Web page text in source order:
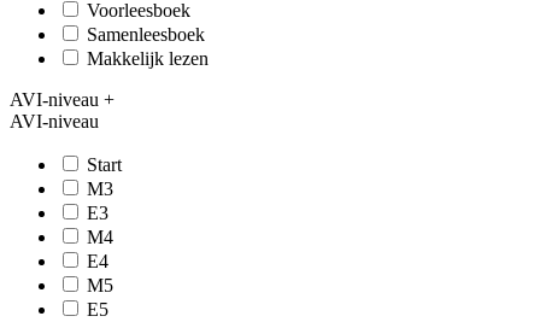
Voorleesboek
Samenleesboek
Makkelijk lezen
AVI-niveau +
AVI-niveau
Start
M3
E3
M4
E4
M5
E5